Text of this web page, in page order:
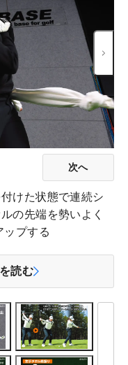
次へ
けた状態で連続シ
の先端を勢いよく
ップする
読む